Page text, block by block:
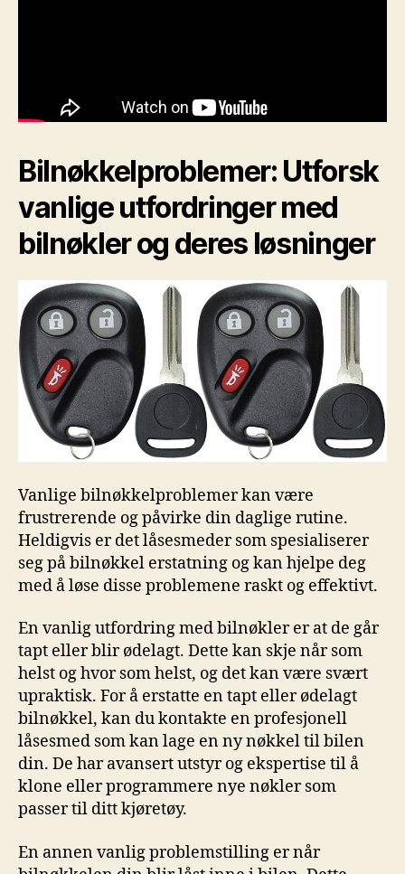
Bilnøkkelproblemer: Utforsk
vanlige utfordringer med
bilnøkler og deres løsninger
Vanlige bilnøkkelproblemer kan være
frustrerende ‍og ⁤påvirke din daglige rutine.
Heldigvis​ er det låsesmeder som spesialiserer
seg på‍ bilnøkkel​ erstatning ⁢og kan hjelpe deg⁢
med å løse disse⁢ problemene raskt og effektivt.
En vanlig ‍utfordring⁢ med bilnøkler ​er‍ at‍ de går
tapt⁢ eller‌ blir ødelagt.‌ Dette kan⁣ skje når som
helst og hvor som helst, og‌ det kan være ⁣svært
upraktisk. For å erstatte en⁤ tapt eller ødelagt
bilnøkkel, kan⁢ du kontakte en profesjonell
låsesmed ⁤som kan ⁢lage en ‍ny ⁣nøkkel til bilen
⁤din. De har avansert utstyr og ekspertise til å
klone eller programmere‌ nye nøkler som⁢
passer‍ til ditt kjøretøy.
En annen vanlig problemstilling ⁣er når